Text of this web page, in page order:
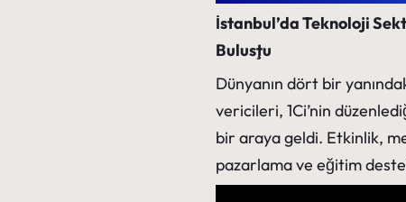
İstanbul’da Teknoloji
Buluştu
Dünyanın dört bir
vericileri, 1Ci’nin
bir araya geldi. Etkinlik,
pazarlama ve eğitim